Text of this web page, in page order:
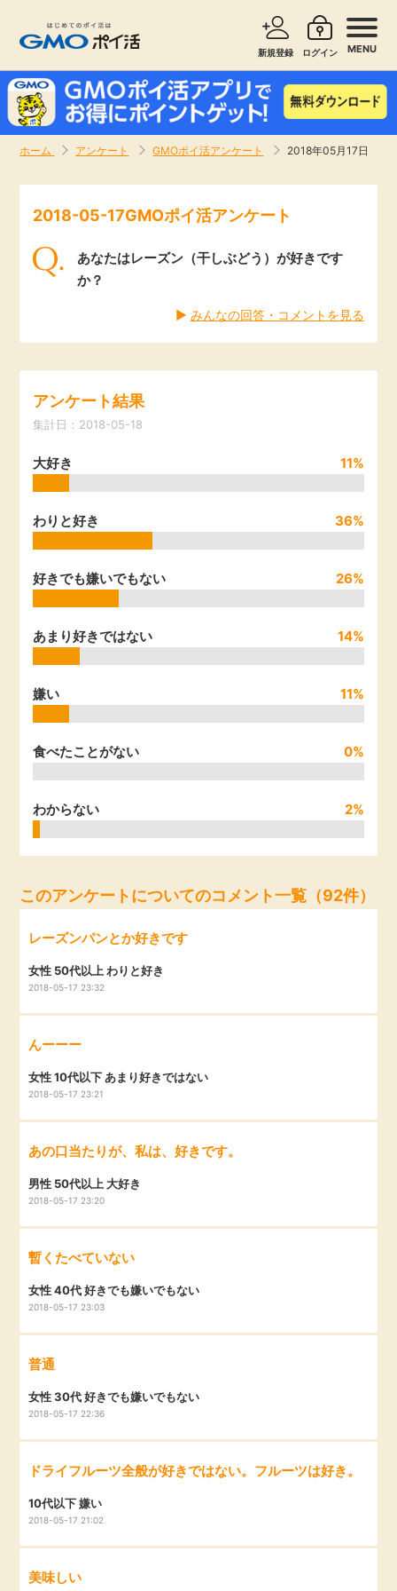
新規登録 ログイン MENU
ホーム アンケート GMOポイ活アンケート 2018年05月17日
新着
高還元
アンケート
ゲーム
ポイ活お得情報
お友達紹介
カード比較
毎日ゲット
ヘルプセンター
サービスで探す ショッピングで探す
旅行・レンタカー
エンタメ
暮らし
引っ越し
買取・査定
学び
進学・教育
月額有料サービス
家計の固定費
2018-05-17GMOポイ活アンケート
あなたはレーズン（干しぶどう）が好きです
か？
▶︎ みんなの回答・コメントを見る
アンケート結果
集計日：2018-05-18
大好き 11%
わりと好き 36%
好きでも嫌いでもない 26%
あまり好きではない 14%
嫌い 11%
食べたことがない 0%
わからない 2%
このアンケートについてのコメント一覧（92件）
レーズンパンとか好きです
女性 50代以上 わりと好き
2018-05-17 23:32
んーーー
女性 10代以下 あまり好きではない
2018-05-17 23:21
あの口当たりが、私は、好きです。
男性 50代以上 大好き
2018-05-17 23:20
暫くたべていない
女性 40代 好きでも嫌いでもない
2018-05-17 23:03
普通
女性 30代 好きでも嫌いでもない
2018-05-17 22:36
ドライフルーツ全般が好きではない。フルーツは好き。
10代以下 嫌い
2018-05-17 21:02
美味しい